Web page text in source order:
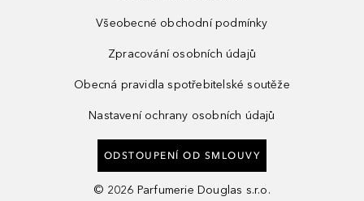
Všeobecné obchodní podmínky
Zpracování osobních údajů
Obecná pravidla spotřebitelské soutěže
Nastavení ochrany osobních údajů
ODSTOUPENÍ OD SMLOUVY
© 2026 Parfumerie Douglas s.r.o.